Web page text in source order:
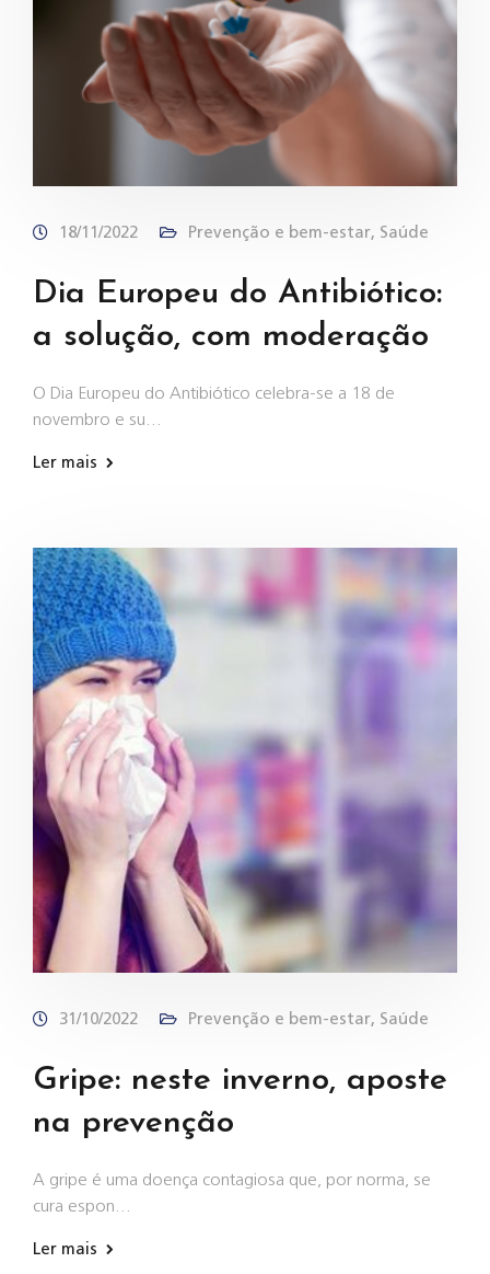
18/11/2022 Prevenção e bem-estar, Saúde
Dia Europeu do Antibiótico:
a solução, com moderação
O Dia Europeu do Antibiótico celebra-se a 18 de
novembro e su…
Ler mais
31/10/2022 Prevenção e bem-estar, Saúde
Gripe: neste inverno, aposte
na prevenção
A gripe é uma doença contagiosa que, por norma, se
cura espon…
Ler mais